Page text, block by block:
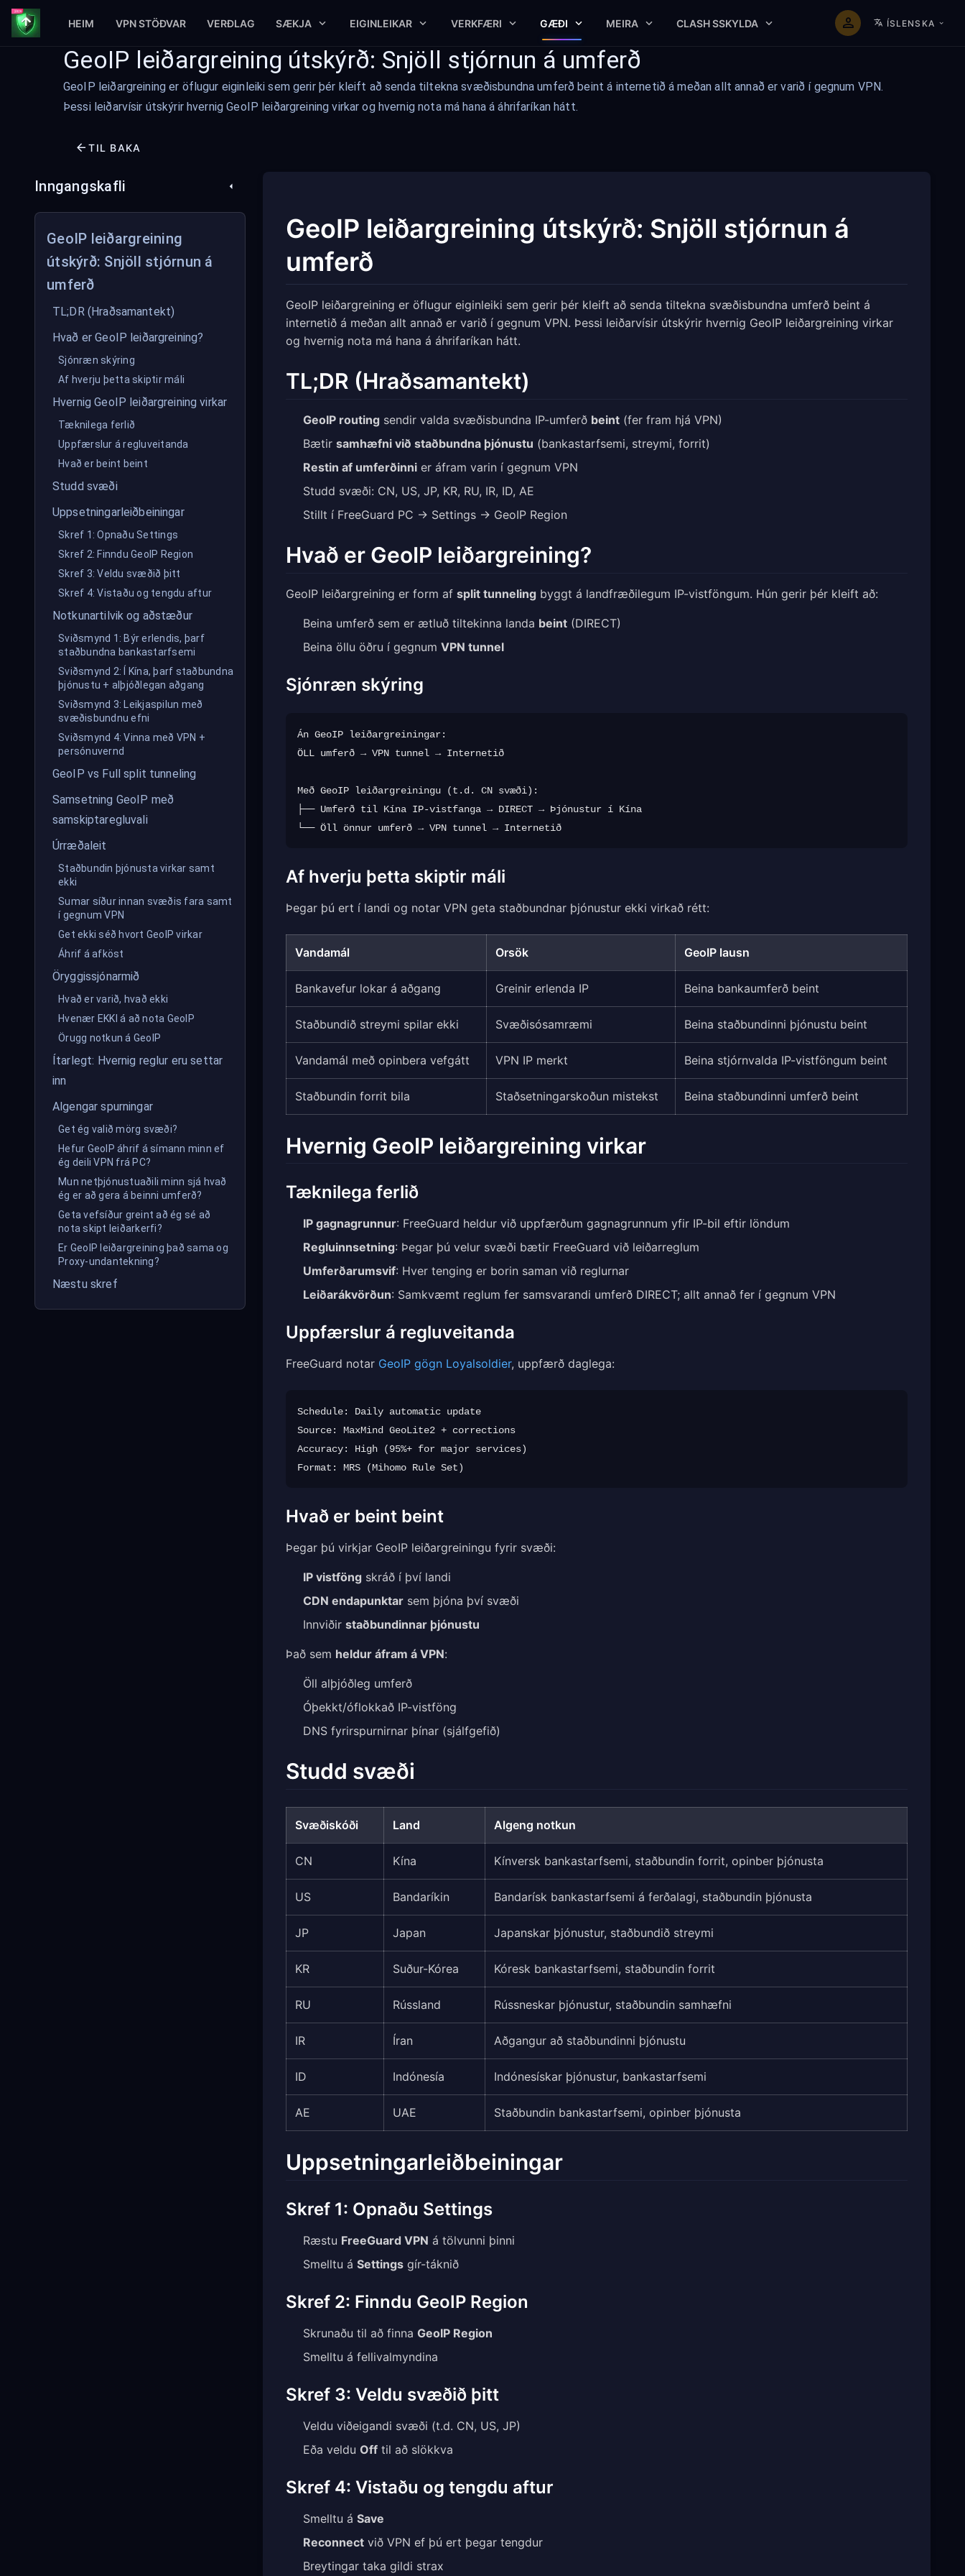
HEIM VPN STÖÐVAR VERÐLAG SÆKJA EIGINLEIKAR VERKFÆRI GÆÐI MEIRA CLASH SSKYLDA ÍSLENSKA
GeoIP leiðargreining útskýrð: Snjöll stjórnun á umferð
GeoIP leiðargreining er öflugur eiginleiki sem gerir þér kleift að senda tiltekna svæðisbundna umferð beint á internetið á meðan allt annað er varið í gegnum VPN.
Þessi leiðarvísir útskýrir hvernig GeoIP leiðargreining virkar og hvernig nota má hana á áhrifaríkan hátt.
TIL BAKA
Inngangskafli
GeoIP leiðargreining
útskýrð: Snjöll stjórnun á
umferð
TL;DR (Hraðsamantekt)
Hvað er GeoIP leiðargreining?
Sjónræn skýring
Af hverju þetta skiptir máli
Hvernig GeoIP leiðargreining virkar
Tæknilega ferlið
Uppfærslur á regluveitanda
Hvað er beint beint
Studd svæði
Uppsetningarleiðbeiningar
Skref 1: Opnaðu Settings
Skref 2: Finndu GeoIP Region
Skref 3: Veldu svæðið þitt
Skref 4: Vistaðu og tengdu aftur
Notkunartilvik og aðstæður
Sviðsmynd 1: Býr erlendis, þarf
staðbundna bankastarfsemi
Sviðsmynd 2: Í Kína, þarf staðbundna
þjónustu + alþjóðlegan aðgang
Sviðsmynd 3: Leikjaspilun með
svæðisbundnu efni
Sviðsmynd 4: Vinna með VPN +
persónuvernd
GeoIP vs Full split tunneling
Samsetning GeoIP með
samskiptaregluvali
Úrræðaleit
Staðbundin þjónusta virkar samt
ekki
Sumar síður innan svæðis fara samt
í gegnum VPN
Get ekki séð hvort GeoIP virkar
Áhrif á afköst
Öryggissjónarmið
Hvað er varið, hvað ekki
Hvenær EKKI á að nota GeoIP
Örugg notkun á GeoIP
Ítarlegt: Hvernig reglur eru settar
inn
Algengar spurningar
Get ég valið mörg svæði?
Hefur GeoIP áhrif á símann minn ef
ég deili VPN frá PC?
Mun netþjónustuaðili minn sjá hvað
ég er að gera á beinni umferð?
Geta vefsíður greint að ég sé að
nota skipt leiðarkerfi?
Er GeoIP leiðargreining það sama og
Proxy-undantekning?
Næstu skref
GeoIP leiðargreining útskýrð: Snjöll stjórnun á
umferð
GeoIP leiðargreining er öflugur eiginleiki sem gerir þér kleift að senda tiltekna svæðisbundna umferð beint á
internetið á meðan allt annað er varið í gegnum VPN. Þessi leiðarvísir útskýrir hvernig GeoIP leiðargreining virkar
og hvernig nota má hana á áhrifaríkan hátt.
TL;DR (Hraðsamantekt)
GeoIP routing sendir valda svæðisbundna IP-umferð beint (fer fram hjá VPN)
Bætir samhæfni við staðbundna þjónustu (bankastarfsemi, streymi, forrit)
Restin af umferðinni er áfram varin í gegnum VPN
Studd svæði: CN, US, JP, KR, RU, IR, ID, AE
Stillt í FreeGuard PC → Settings → GeoIP Region
Hvað er GeoIP leiðargreining?
GeoIP leiðargreining er form af split tunneling byggt á landfræðilegum IP-vistföngum. Hún gerir þér kleift að:
Beina umferð sem er ætluð tiltekinna landa beint (DIRECT)
Beina öllu öðru í gegnum VPN tunnel
Sjónræn skýring
Án GeoIP leiðargreiningar:
ÖLL umferð → VPN tunnel → Internetið
Með GeoIP leiðargreiningu (t.d. CN svæði):
├── Umferð til Kína IP-vistfanga → DIRECT → Þjónustur í Kína
Af hverju þetta skiptir máli
Þegar þú ert í landi og notar VPN geta staðbundnar þjónustur ekki virkað rétt:
Vandamál Orsök GeoIP lausn
Bankavefur lokar á aðgang Greinir erlenda IP Beina bankaumferð beint
Staðbundið streymi spilar ekki Svæðisósamræmi Beina staðbundinni þjónustu beint
Vandamál með opinbera vefgátt VPN IP merkt Beina stjórnvalda IP-vistföngum beint
Staðbundin forrit bila Staðsetningarskoðun mistekst Beina staðbundinni umferð beint
Hvernig GeoIP leiðargreining virkar
Tæknilega ferlið
IP gagnagrunnur: FreeGuard heldur við uppfærðum gagnagrunnum yfir IP-bil eftir löndum
Regluinnsetning: Þegar þú velur svæði bætir FreeGuard við leiðarreglum
Umferðarumsvif: Hver tenging er borin saman við reglurnar
Leiðarákvörðun: Samkvæmt reglum fer samsvarandi umferð DIRECT; allt annað fer í gegnum VPN
Uppfærslur á regluveitanda
FreeGuard notar GeoIP gögn Loyalsoldier, uppfærð daglega:
Schedule: Daily automatic update
Source: MaxMind GeoLite2 + corrections
Accuracy: High (95%+ for major services)
Hvað er beint beint
Þegar þú virkjar GeoIP leiðargreiningu fyrir svæði:
IP vistföng skráð í því landi
CDN endapunktar sem þjóna því svæði
Innviðir staðbundinnar þjónustu
Það sem heldur áfram á VPN:
Öll alþjóðleg umferð
Óþekkt/óflokkað IP-vistföng
DNS fyrirspurnirnar þínar (sjálfgefið)
Studd svæði
Svæðiskóði Land Algeng notkun
CN Kína Kínversk bankastarfsemi, staðbundin forrit, opinber þjónusta
US Bandaríkin Bandarísk bankastarfsemi á ferðalagi, staðbundin þjónusta
JP Japan Japanskar þjónustur, staðbundið streymi
KR Suður-Kórea Kóresk bankastarfsemi, staðbundin forrit
RU Rússland Rússneskar þjónustur, staðbundin samhæfni
IR Íran Aðgangur að staðbundinni þjónustu
ID Indónesía Indónesískar þjónustur, bankastarfsemi
AE UAE Staðbundin bankastarfsemi, opinber þjónusta
Uppsetningarleiðbeiningar
Skref 1: Opnaðu Settings
Ræstu FreeGuard VPN á tölvunni þinni
Smelltu á Settings gír-táknið
Skref 2: Finndu GeoIP Region
Skrunaðu til að finna GeoIP Region
Smelltu á fellivalmyndina
Skref 3: Veldu svæðið þitt
Veldu viðeigandi svæði (t.d. CN, US, JP)
Eða veldu Off til að slökkva
Skref 4: Vistaðu og tengdu aftur
Smelltu á Save
Reconnect við VPN ef þú ert þegar tengdur
Breytingar taka gildi strax